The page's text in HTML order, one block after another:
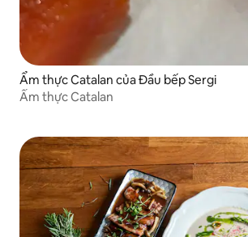
Ẩm thực Catalan của Đầu bếp Sergi
Ẩm thực Catalan